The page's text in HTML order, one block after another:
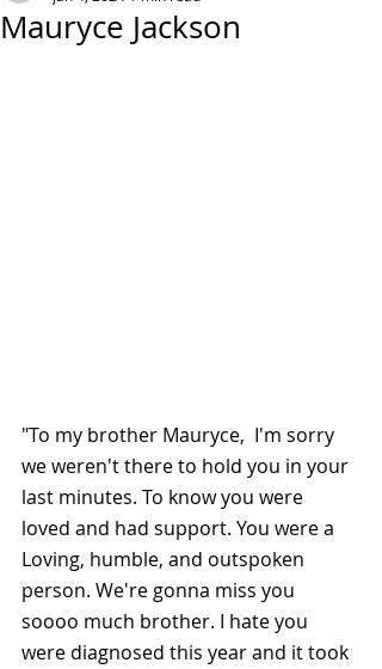
Mauryce Jackson
"To my brother Mauryce,  I'm sorry
we weren't there to hold you in your
last minutes. To know you were
loved and had support. You were a
Loving, humble, and outspoken
person. We're gonna miss you
soooo much brother. I hate you
were diagnosed this year and it took